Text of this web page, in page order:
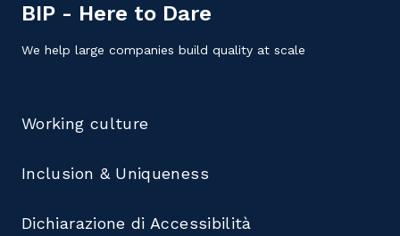
BIP - Here to Dare
We help large companies build quality at scale
Working culture
Inclusion & Uniqueness
Dichiarazione di Accessibilità